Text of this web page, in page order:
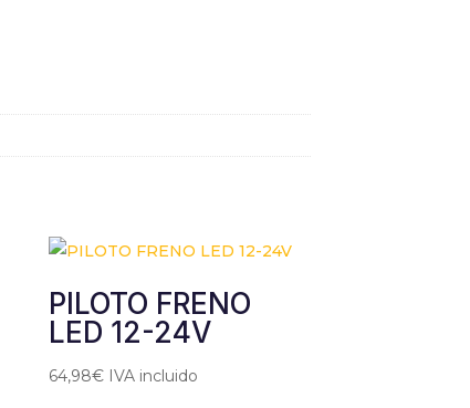
PILOTO FRENO
LED 12-24V
64,98€ IVA incluido